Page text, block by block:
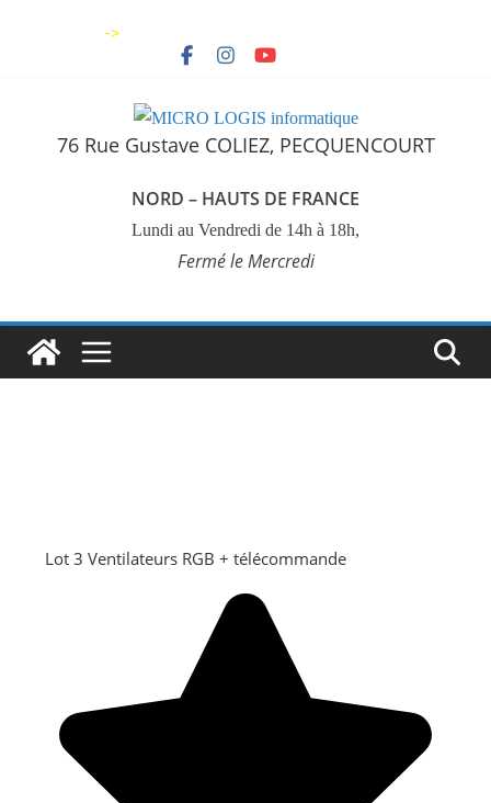
->
76 Rue Gustave COLIEZ, PECQUENCOURT
NORD – HAUTS DE FRANCE
Lundi au Vendredi de 14h à 18h,
Fermé le Mercredi
Lot 3 Ventilateurs RGB + télécommande